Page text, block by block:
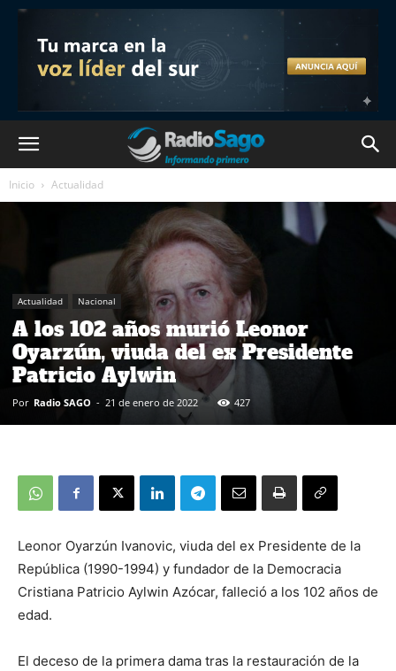
Inicio Actualidad
Actualidad Nacional
A los 102 años murió Leonor
Oyarzún, viuda del ex Presidente
Patricio Aylwin
Por Radio SAGO - 21 de enero de 2022 427
Leonor Oyarzún Ivanovic, viuda del ex Presidente de la
República (1990-1994) y fundador de la Democracia
Cristiana Patricio Aylwin Azócar, falleció a los 102 años de
edad.
El deceso de la primera dama tras la restauración de la